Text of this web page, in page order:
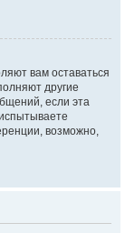
вам оставаться
другие
если эта
возможно,